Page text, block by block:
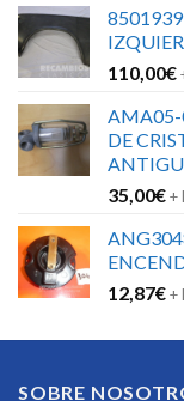
8501939
110,00€
AMA05-
DE
35,00€+
12,87€+
SOBRE